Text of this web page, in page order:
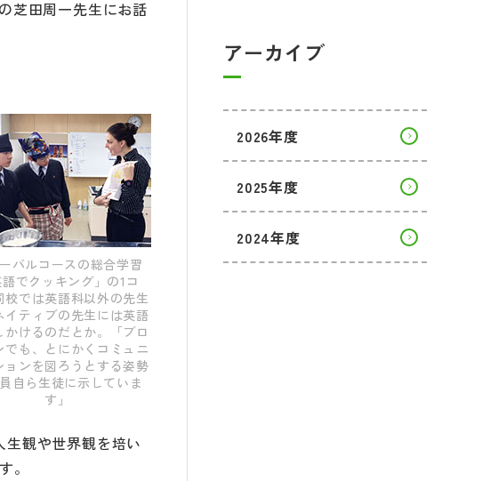
芝田周一先生にお話
バルコースの総合学習
語でクッキング」の1コ
校では英語科以外の先生
イティブの先生には英語
かけるのだとか。「ブロ
でも、とにかくコミュニ
ョンを図ろうとする姿勢
自ら生徒に示していま
す」
観や世界観を培い
。
アーカイブ
2026年度
2025年度
2024年度